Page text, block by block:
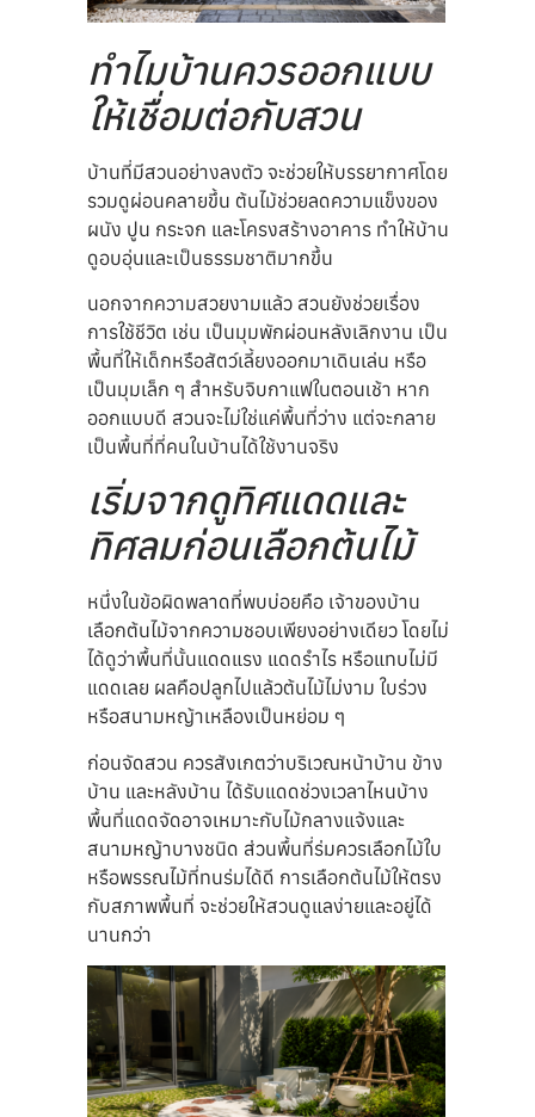
ทำไมบ้านควรออกแบบ
ให้เชื่อมต่อกับสวน
บ้านที่มีสวนอย่างลงตัว จะช่วยให้บรรยากาศโดย
รวมดูผ่อนคลายขึ้น ต้นไม้ช่วยลดความแข็งของ
ผนัง ปูน กระจก และโครงสร้างอาคาร ทำให้บ้าน
ดูอบอุ่นและเป็นธรรมชาติมากขึ้น
นอกจากความสวยงามแล้ว สวนยังช่วยเรื่อง
การใช้ชีวิต เช่น เป็นมุมพักผ่อนหลังเลิกงาน เป็น
พื้นที่ให้เด็กหรือสัตว์เลี้ยงออกมาเดินเล่น หรือ
เป็นมุมเล็ก ๆ สำหรับจิบกาแฟในตอนเช้า หาก
ออกแบบดี สวนจะไม่ใช่แค่พื้นที่ว่าง แต่จะกลาย
เป็นพื้นที่ที่คนในบ้านได้ใช้งานจริง
เริ่มจากดูทิศแดดและ
ทิศลมก่อนเลือกต้นไม้
หนึ่งในข้อผิดพลาดที่พบบ่อยคือ เจ้าของบ้าน
เลือกต้นไม้จากความชอบเพียงอย่างเดียว โดยไม่
ได้ดูว่าพื้นที่นั้นแดดแรง แดดรำไร หรือแทบไม่มี
แดดเลย ผลคือปลูกไปแล้วต้นไม้ไม่งาม ใบร่วง
หรือสนามหญ้าเหลืองเป็นหย่อม ๆ
ก่อนจัดสวน ควรสังเกตว่าบริเวณหน้าบ้าน ข้าง
บ้าน และหลังบ้าน ได้รับแดดช่วงเวลาไหนบ้าง
พื้นที่แดดจัดอาจเหมาะกับไม้กลางแจ้งและ
สนามหญ้าบางชนิด ส่วนพื้นที่ร่มควรเลือกไม้ใบ
หรือพรรณไม้ที่ทนร่มได้ดี การเลือกต้นไม้ให้ตรง
กับสภาพพื้นที่ จะช่วยให้สวนดูแลง่ายและอยู่ได้
นานกว่า